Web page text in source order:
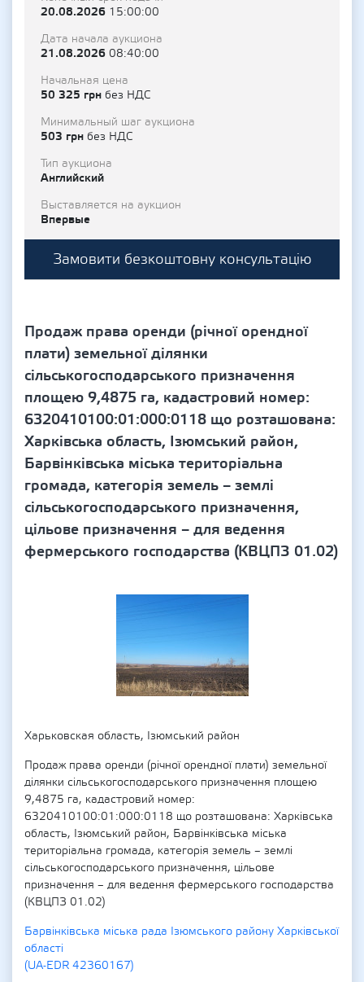
20.08.2026 15:00:00
Дата начала аукциона
21.08.2026 08:40:00
Начальная цена
50 325 грн без НДС
Минимальный шаг аукциона
503 грн без НДС
Тип аукциона
Английский
Выставляется на аукцион
Впервые
Замовити безкоштовну консультацію
Продаж права оренди (річної орендної
плати) земельної ділянки
сільськогосподарського призначення
площею 9,4875 га, кадастровий номер:
6320410100:01:000:0118 що розташована:
Харківська область, Ізюмський район,
Барвінківська міська територіальна
громада, категорія земель – землі
сільськогосподарського призначення,
цільове призначення – для ведення
фермерського господарства (КВЦПЗ 01.02)
Харьковская область, Ізюмський район
Продаж права оренди (річної орендної плати) земельної
ділянки сільськогосподарського призначення площею
9,4875 га, кадастровий номер:
6320410100:01:000:0118 що розташована: Харківська
область, Ізюмський район, Барвінківська міська
територіальна громада, категорія земель – землі
сільськогосподарського призначення, цільове
призначення – для ведення фермерського господарства
(КВЦПЗ 01.02)
Барвінківська міська рада Ізюмського району Харківської
області
(UA-EDR 42360167)